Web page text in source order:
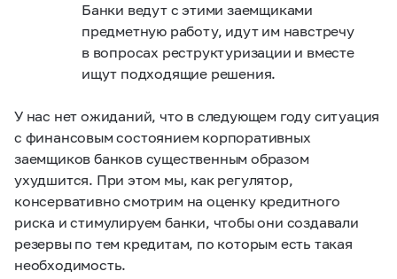
Банки ведут с этими заемщиками
предметную работу, идут им навстречу
в вопросах реструктуризации и вместе
ищут подходящие решения.
У нас нет ожиданий, что в следующем году ситуация
с финансовым состоянием корпоративных
заемщиков банков существенным образом
ухудшится. При этом мы, как регулятор,
консервативно смотрим на оценку кредитного
риска и стимулируем банки, чтобы они создавали
резервы по тем кредитам, по которым есть такая
необходимость.